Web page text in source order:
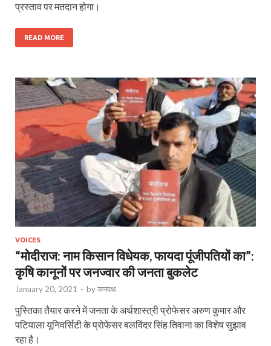
प्रस्ताव पर मतदान होगा।
READ MORE
VOICES
“मोदीराज: नाम किसान विधेयक, फायदा पूंजीपतियों का”:
कृषि कानूनों पर जनज्वार की जनता बुकलेट
January 20, 2021 - byजनपथ
पुस्तिका तैयार करने में जनता के अर्थशास्त्री प्रोफेसर अरुण कुमार और
पटियाला यूनिवर्सिटी के प्रोफेसर बलविंदर सिंह तिवाना का विशेष सुझाव
रहा है।